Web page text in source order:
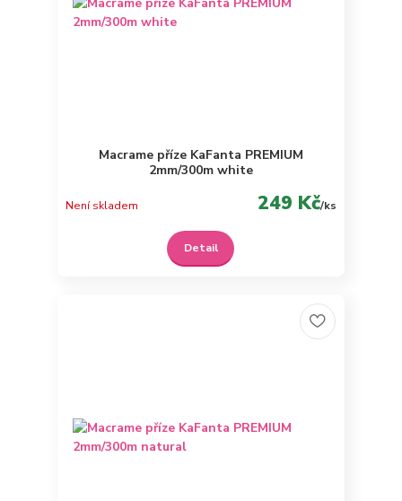
Macrame příze KaFanta PREMIUM
2mm/300m white
249 Kč/ks
Není skladem
Detail